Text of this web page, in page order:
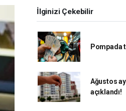
İlginizi Çekebilir
Pompada
Ağustos
açıklandı!